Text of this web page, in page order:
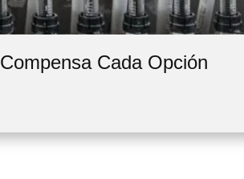
Cada Opción